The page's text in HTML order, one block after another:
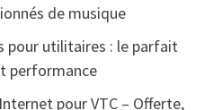
de musique
pour utilitaires : le parfait
performance
pour VTC – Offerte,